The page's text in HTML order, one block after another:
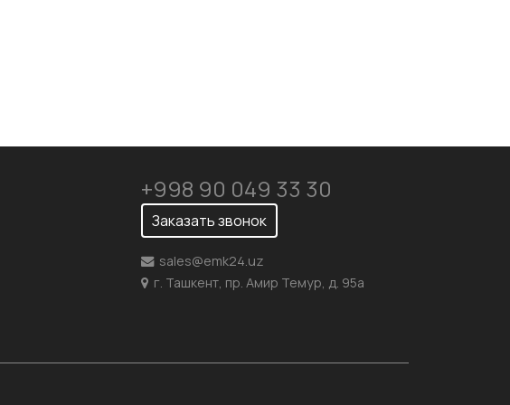
+998 90 049 33 30
Заказать звонок
sales@emk24.uz
г. Ташкент, пр. Амир Темур, д. 95а